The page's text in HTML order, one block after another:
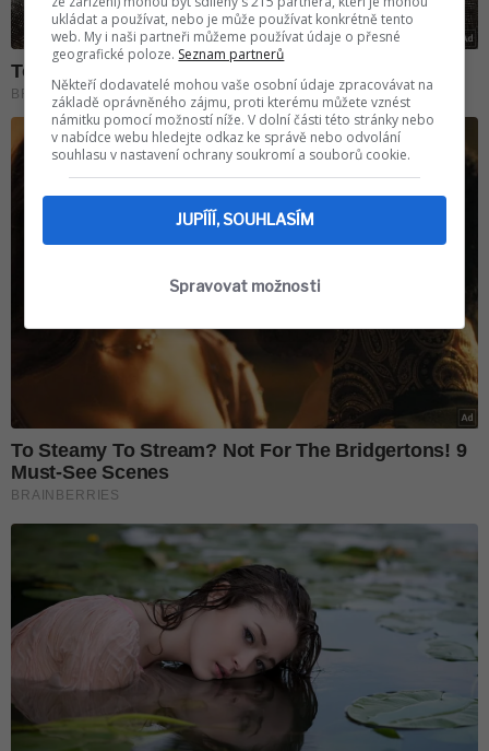
ukládat a používat, nebo je může používat konkrétně tento
web. My i naši partneři můžeme používat údaje o přesné
geografické poloze. Seznam partnerů
Někteří dodavatelé mohou vaše osobní údaje zpracovávat na
základě oprávněného zájmu, proti kterému můžete vznést
námitku pomocí možností níže. V dolní části této stránky nebo
v nabídce webu hledejte odkaz ke správě nebo odvolání
souhlasu v nastavení ochrany soukromí a souborů cookie.
JUPÍÍÍ, SOUHLASÍM
Spravovat možnosti